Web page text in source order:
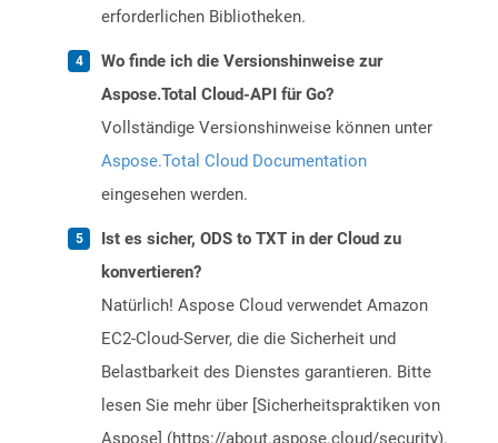
erforderlichen Bibliotheken.
Wo finde ich die Versionshinweise zur
Aspose.Total Cloud-API für Go?
Vollständige Versionshinweise können unter
Aspose.Total Cloud Documentation
eingesehen werden.
Ist es sicher, ODS to TXT in der Cloud zu
konvertieren?
Natürlich! Aspose Cloud verwendet Amazon
EC2-Cloud-Server, die die Sicherheit und
Belastbarkeit des Dienstes garantieren. Bitte
lesen Sie mehr über [Sicherheitspraktiken von
Aspose] (https://about.aspose.cloud/security).